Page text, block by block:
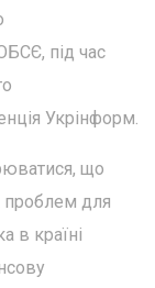
під час
Укрінформ.
що
проблем для
в країні